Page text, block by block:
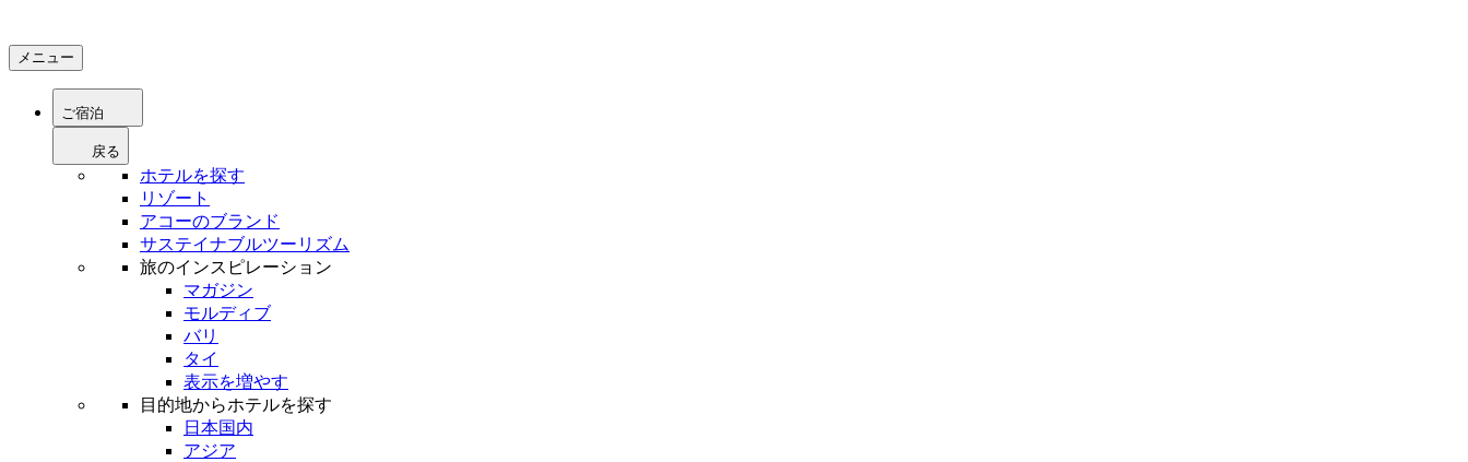
メニュー
ご宿泊
戻る
ホテルを探す
リゾート
アコーのブランド
サステイナブルツーリズム
旅のインスピレーション
マガジン
モルディブ
バリ
タイ
表示を増やす
目的地からホテルを探す
日本国内
アジア